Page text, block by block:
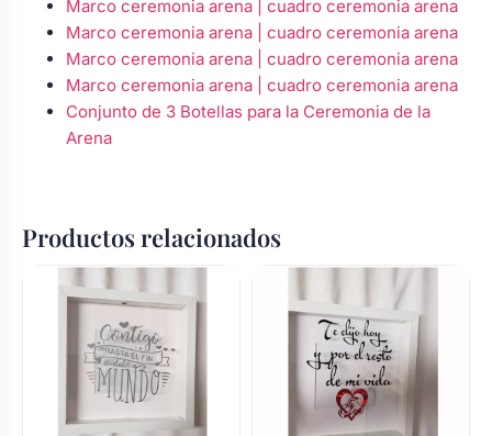
Marco ceremonia arena | cuadro ceremonia arena
Marco ceremonia arena | cuadro ceremonia arena
Marco ceremonia arena | cuadro ceremonia arena
Marco ceremonia arena | cuadro ceremonia arena
Conjunto de 3 Botellas para la Ceremonia de la
Arena
Productos relacionados